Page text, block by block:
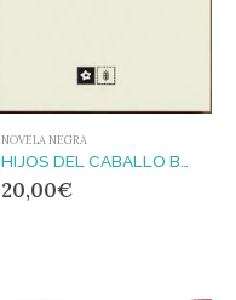
NOVELA NEGRA
20,00€